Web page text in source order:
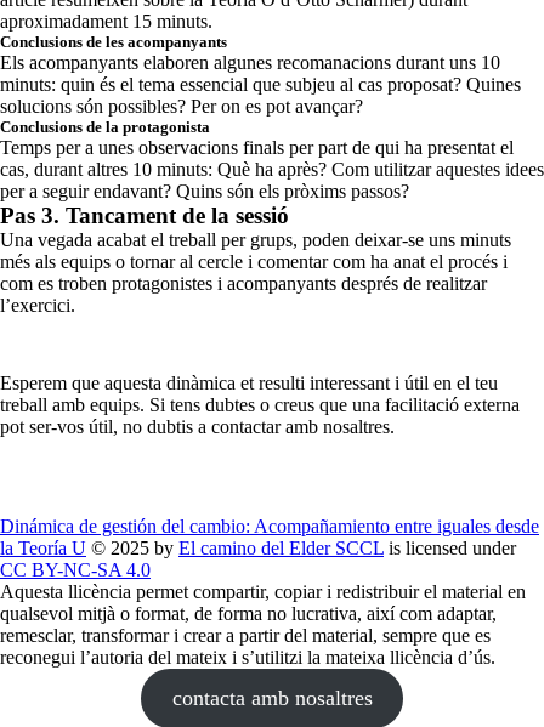
aproximadament 15 minuts.
Conclusions de les acompanyants
Els acompanyants elaboren algunes recomanacions durant uns 10
minuts: quin és el tema essencial que subjeu al cas proposat? Quines
solucions són possibles? Per on es pot avançar?
Conclusions de la protagonista
Temps per a unes observacions finals per part de qui ha presentat el
cas, durant altres 10 minuts: Què ha après? Com utilitzar aquestes idees
per a seguir endavant? Quins són els pròxims passos?
Pas 3. Tancament de la sessió
Una vegada acabat el treball per grups, poden deixar-se uns minuts
més als equips o tornar al cercle i comentar com ha anat el procés i
com es troben protagonistes i acompanyants després de realitzar
l’exercici.
Esperem que aquesta dinàmica et resulti interessant i útil en el teu
treball amb equips. Si tens dubtes o creus que una facilitació externa
pot ser-vos útil, no dubtis a contactar amb nosaltres.
Dinámica de gestión del cambio: Acompañamiento entre iguales desde
la Teoría U © 2025 by El camino del Elder SCCL is licensed under
CC BY-NC-SA 4.0
Aquesta llicència permet compartir, copiar i redistribuir el material en
qualsevol mitjà o format, de forma no lucrativa, així com adaptar,
remesclar, transformar i crear a partir del material, sempre que es
reconegui l’autoria del mateix i s’utilitzi la mateixa llicència d’ús.
contacta amb nosaltres